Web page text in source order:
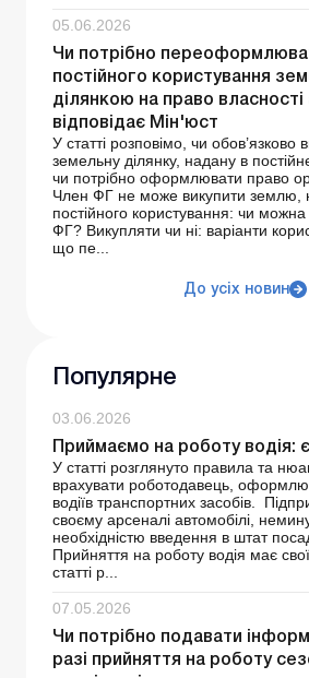
05.06.2026
Чи потрібно
постійного користування
ділянкою на право
відповідає Мін'юст
У статті розповімо, чи обов’язково
земельну ділянку, надану в
чи потрібно оформлювати право
Член ФГ не може викупити землю,
постійного користування: чи
ФГ? Викупляти чи ні: варіанти
що пе...
До усіх новин
Популярне
03.06.2026
Приймаємо на роботу водія:
У статті розглянуто правила та
врахувати роботодавець,
водіїв транспортних засобів.
своєму арсеналі автомобілі,
необхідністю введення в штат
Прийняття на роботу водія має
статті р...
07.05.2026
Чи потрібно подавати
разі прийняття на роботу